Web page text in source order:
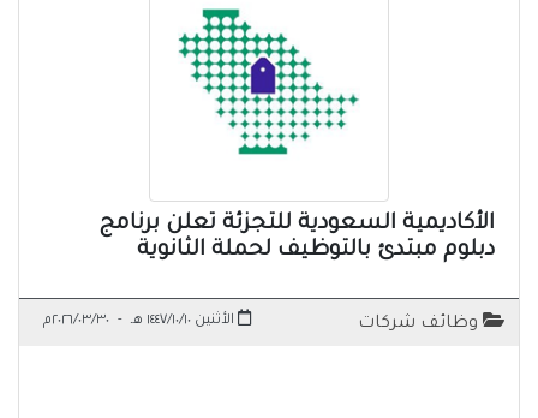
الأكاديمية السعودية للتجزئة تعلن برنامج
دبلوم مبتدئ بالتوظيف لحملة الثانوية
وظائف شركات الأثنين ١٤٤٧/١٠/١٠ هـ - ٢٠٢٦/٠٣/٣٠م